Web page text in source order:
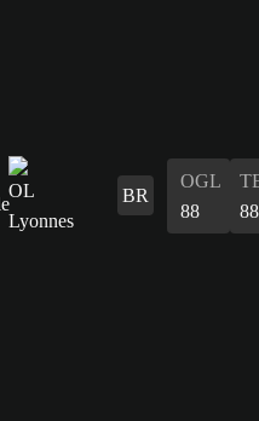
BR
OGL
88
88